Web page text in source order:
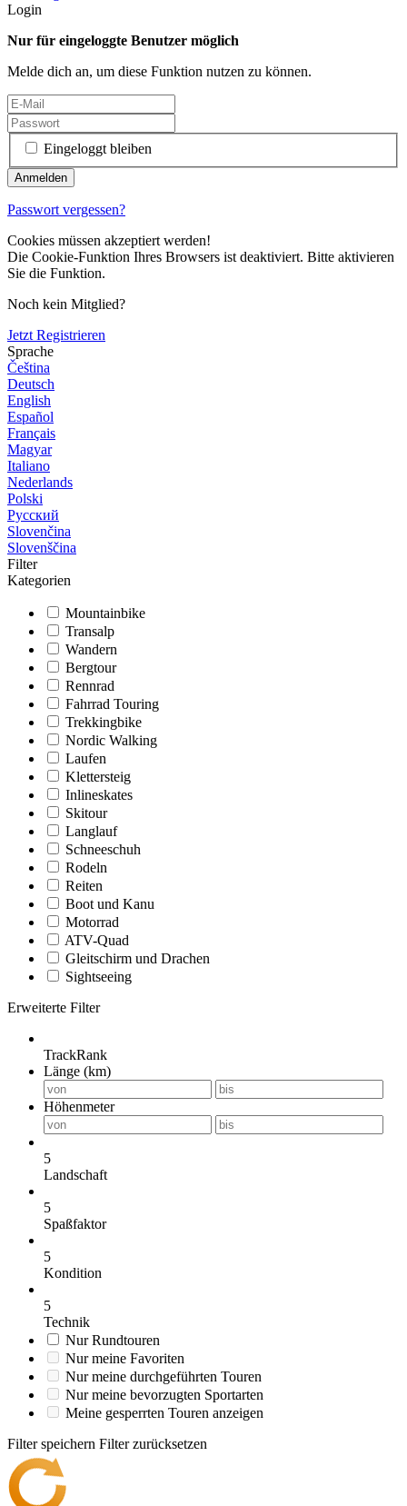
Login
Nur für eingeloggte Benutzer möglich
Melde dich an, um diese Funktion nutzen zu können.
Eingeloggt bleiben
Passwort vergessen?
Cookies müssen akzeptiert werden!
Die Cookie-Funktion Ihres Browsers ist deaktiviert. Bitte aktivieren
Sie die Funktion.
Noch kein Mitglied?
Jetzt Registrieren
Sprache
Čeština
Deutsch
English
Español
Français
Magyar
Italiano
Nederlands
Polski
Русский
Slovenčina
Slovenščina
Filter
Kategorien
Mountainbike
Transalp
Wandern
Bergtour
Rennrad
Fahrrad Touring
Trekkingbike
Nordic Walking
Laufen
Klettersteig
Inlineskates
Skitour
Langlauf
Schneeschuh
Rodeln
Reiten
Boot und Kanu
Motorrad
ATV-Quad
Gleitschirm und Drachen
Sightseeing
Erweiterte Filter
TrackRank
Länge (km)
Höhenmeter
5
Landschaft
5
Spaßfaktor
5
Kondition
5
Technik
Nur Rundtouren
Nur meine Favoriten
Nur meine durchgeführten Touren
Nur meine bevorzugten Sportarten
Meine gesperrten Touren anzeigen
Filter speichern Filter zurücksetzen